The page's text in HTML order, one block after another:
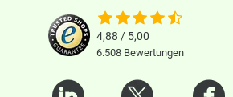
4,88 / 5,00
6.508 Bewertungen